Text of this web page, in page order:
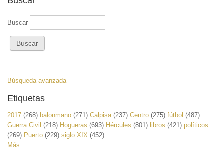
Buscar
Búsqueda avanzada
Etiquetas
2017 (268) balonmano (271) Calpisa (237) Centro (275) fútbol (487)
Guerra Civil (218) Hogueras (693) Hércules (801) libros (421) políticos
(269) Puerto (229) siglo XIX (452)
Más